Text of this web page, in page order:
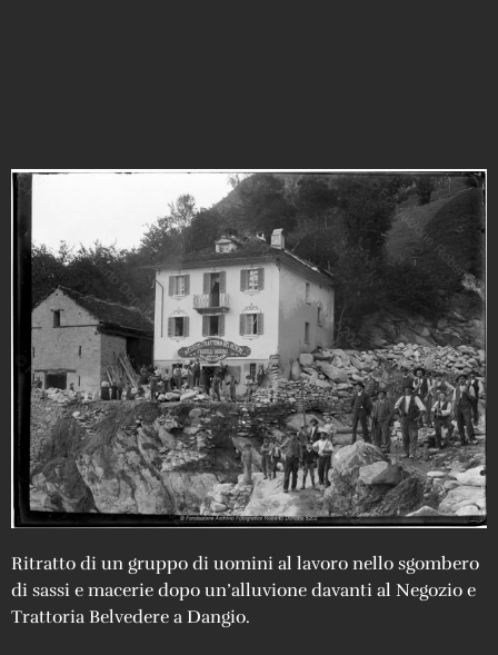
Ritratto di un gruppo di uomini al lavoro nello sgombero
di sassi e macerie dopo un’alluvione davanti al Negozio e
Trattoria Belvedere a Dangio.